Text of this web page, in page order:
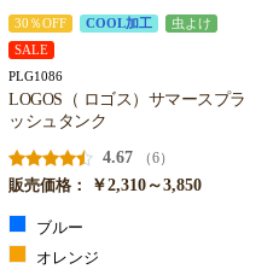
30％OFF COOL加工
虫よけ
SALE
PLG1086
LOGOS（ ロゴス）サマースプラ
ッシュタンク
4.67
（6）
販売価格：
￥2,310～3,850
ブルー
オレンジ